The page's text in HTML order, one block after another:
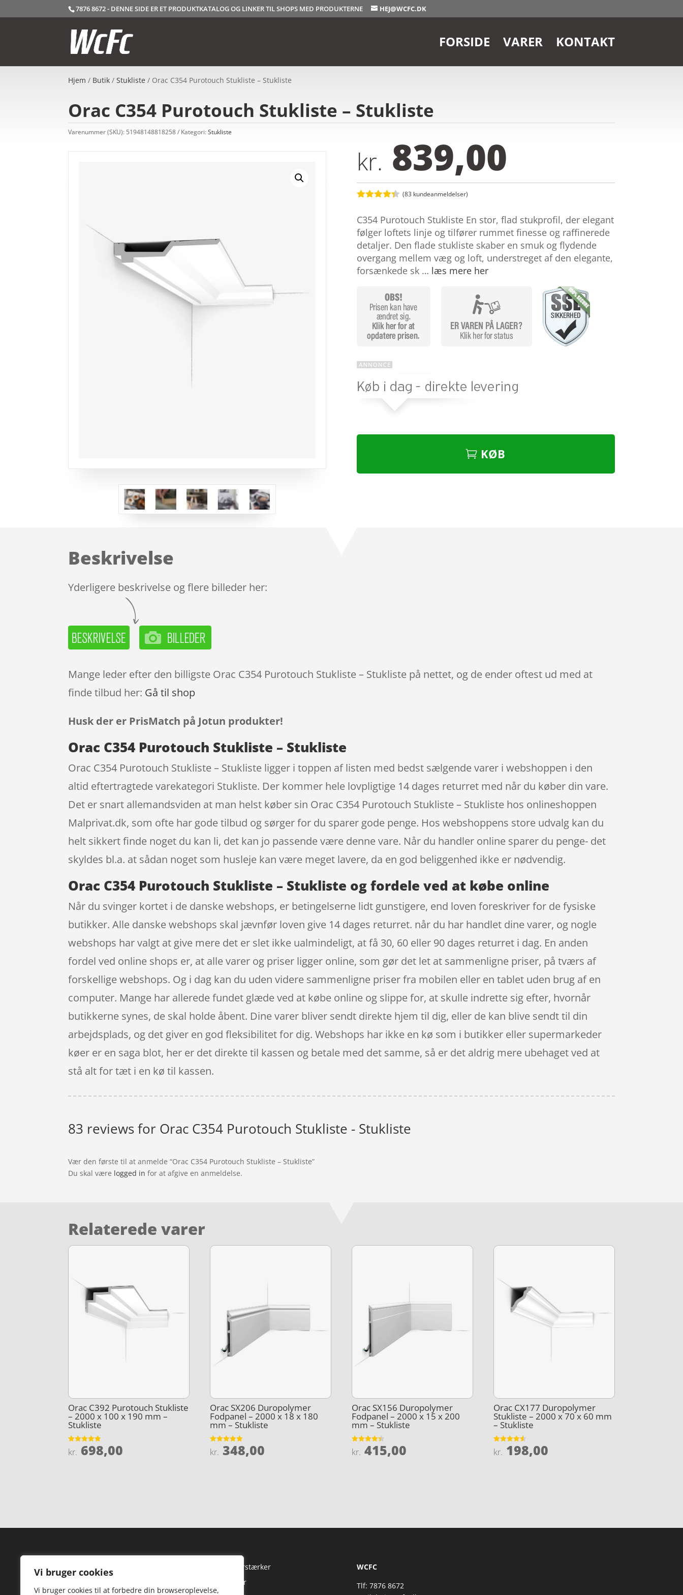
Vi bruger cookies
Vi bruger cookies til at forbedre din browseroplevelse,
7876 8672 - DENNE SIDE ER ET PRODUKTKATALOG OG LINKER TIL SHOPS MED PRODUKTERNE HEJ@WCFC.DK
FORSIDE VARER KONTAKT
Hjem / Butik /Stukliste / Orac C354 Purotouch Stukliste – Stukliste
Orac C354 Purotouch Stukliste – Stukliste
Varenummer (SKU): 51948148818258 Kategori:Stukliste
kr. 839,00
ud af 5
baseret
på
kundebedø
(83 kundeanmeldelser)
C354 Purotouch Stukliste En stor, flad stukprofil, der elegant
følger loftets linje og tilfører rummet finesse og raffinerede
detaljer. Den flade stukliste skaber en smuk og flydende
overgang mellem væg og loft, understreget af den elegante,
forsænkede sk … læs mere her
KØB
Beskrivelse
Yderligere beskrivelse og flere billeder her:
Mange leder efter den billigste Orac C354 Purotouch Stukliste – Stukliste på nettet, og de ender oftest ud med at
finde tilbud her: Gå til shop
Husk der er PrisMatch på Jotun produkter!
Orac C354 Purotouch Stukliste – Stukliste
Orac C354 Purotouch Stukliste – Stukliste ligger i toppen af listen med bedst sælgende varer i webshoppen i den
altid eftertragtede varekategori Stukliste. Der kommer hele lovpligtige 14 dages returret med når du køber din vare.
Det er snart allemandsviden at man helst køber sin Orac C354 Purotouch Stukliste – Stukliste hos onlineshoppen
Malprivat.dk, som ofte har gode tilbud og sørger for du sparer gode penge. Hos webshoppens store udvalg kan du
helt sikkert finde noget du kan li, det kan jo passende være denne vare. Når du handler online sparer du penge- det
skyldes bl.a. at sådan noget som husleje kan være meget lavere, da en god beliggenhed ikke er nødvendig.
Orac C354 Purotouch Stukliste – Stukliste og fordele ved at købe online
Når du svinger kortet i de danske webshops, er betingelserne lidt gunstigere, end loven foreskriver for de fysiske
butikker. Alle danske webshops skal jævnfør loven give 14 dages returret. når du har handlet dine varer, og nogle
webshops har valgt at give mere det er slet ikke ualmindeligt, at få 30, 60 eller 90 dages returret i dag. En anden
fordel ved online shops er, at alle varer og priser ligger online, som gør det let at sammenligne priser, på tværs af
forskellige webshops. Og i dag kan du uden videre sammenligne priser fra mobilen eller en tablet uden brug af en
computer. Mange har allerede fundet glæde ved at købe online og slippe for, at skulle indrette sig efter, hvornår
butikkerne synes, de skal holde åbent. Dine varer bliver sendt direkte hjem til dig, eller de kan blive sendt til din
arbejdsplads, og det giver en god fleksibilitet for dig. Webshops har ikke en kø som i butikker eller supermarkeder
køer er en saga blot, her er det direkte til kassen og betale med det samme, så er det aldrig mere ubehaget ved at
stå alt for tæt i en kø til kassen.
83 reviews for Orac C354 Purotouch Stukliste - Stukliste
Vær den første til at anmelde “Orac C354 Purotouch Stukliste – Stukliste”
Du skal være logged in for at afgive en anmeldelse.
Relaterede varer
Orac C392 Purotouch Stukliste
– 2000 x 100 x 190 mm –
Stukliste
Vurderet
4.8
kr. 698,00
Orac SX206 Duropolymer
Fodpanel – 2000 x 18 x 180
mm – Stukliste
Vurderet
4.9
kr. 348,00
Orac SX156 Duropolymer
Fodpanel – 2000 x 15 x 200
mm – Stukliste
Vurderet
4.4
kr. 415,00
Orac CX177 Duropolymer
Stukliste – 2000 x 70 x 60 mm
– Stukliste
Vurderet
4.5
kr. 198,00
Forside
HiFi Forstærker
Højtaler
WCFC
Tlf: 7876 8672